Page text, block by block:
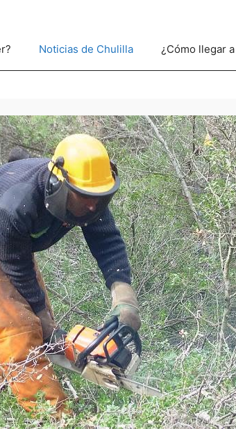
Noticias de Chulilla ¿Cómo llegar